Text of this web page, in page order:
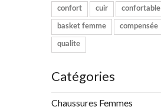
confort cuir confortable
basket femme compensée
qualite
Catégories
Chaussures Femmes